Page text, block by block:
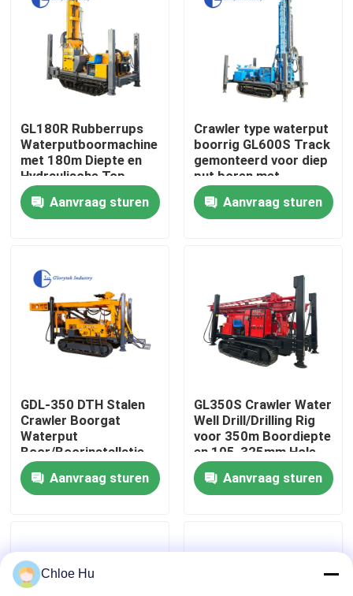
Huis
Producten
Fabrieksreis
Kwaliteitscontrole
Gevallen
Verzoek om een Citaat
Boorinstallatie voor waterputten
GL180R Rubberrups
Waterputboormachine
met 180m Diepte en
Hydraulische Top
Drive voor
Geothermische
Boorgaten
Aanvraag sturen
Crawler type waterput
boorrig GL600S Track
gemonteerd voor diep
put boren met
maximale diepte 600m
en diameterbereik 105
tot 500mm
Aanvraag sturen
GDL-350 DTH Stalen
Crawler Boorgat
Waterput
Boor/Boorinstallatie
Aanvraag sturen
GL350S Crawler Water
Well Drill/Drilling Rig
voor 350m Boordiepte
en 105-325mm Hole
Diameter
Aanvraag sturen
Chloe Hu